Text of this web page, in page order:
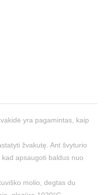
yra pagamintas, kaip
žvakutę. Ant švyturio
apsaugoti baldus nuo
molio, degtas du